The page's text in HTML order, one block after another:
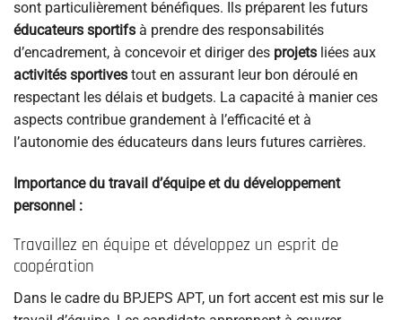
sont particulièrement bénéfiques. Ils préparent les futurs
éducateurs sportifs à prendre des responsabilités
d’encadrement, à concevoir et diriger des projets liées aux
activités sportives tout en assurant leur bon déroulé en
respectant les délais et budgets. La capacité à manier ces
aspects contribue grandement à l’efficacité et à
l’autonomie des éducateurs dans leurs futures carrières.
Importance du travail d’équipe et du développement
personnel :
Travaillez en équipe et développez un esprit de
coopération
Dans le cadre du BPJEPS APT, un fort accent est mis sur le